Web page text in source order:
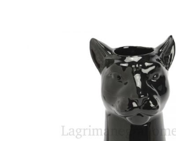
desde
28,90 €
hasta
29,90 €